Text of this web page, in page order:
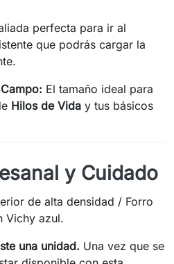
perfecta para ir al
que podrás cargar la
El tamaño ideal para
Hilos de Vida y tus básicos
y Cuidado
de alta densidad / Forro
Vichy azul.
una unidad. Una vez que se